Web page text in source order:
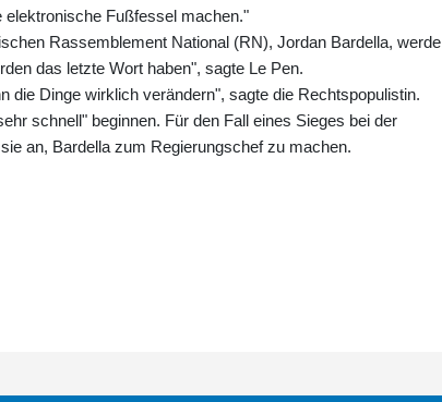
Fußfessel machen."
Rassemblement National (RN), Jordan Bardella, werde
das letzte Wort haben", sagte Le Pen.
die Dinge wirklich verändern", sagte die Rechtspopulistin.
schnell" beginnen. Für den Fall eines Sieges bei der
an, Bardella zum Regierungschef zu machen.